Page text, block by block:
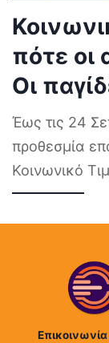
πότε οι
Οι
Έως τις 24
προθεσμία
Κοινωνικό